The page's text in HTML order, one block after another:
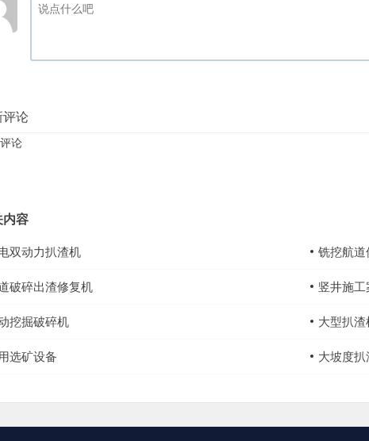
评论
论
内容
双动力扒渣机 铣挖航道
破碎出渣修复机 竖井施工
挖掘破碎机 大型扒渣
选矿设备 大坡度扒